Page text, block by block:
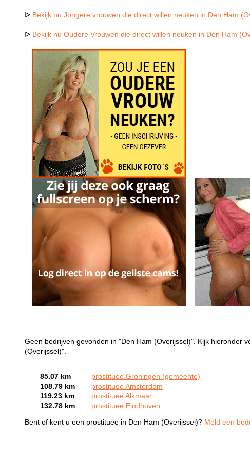
ᐅ Bekijk nu Jongere vrouwen die direct willen neuken in Den Ham
ᐅ Bekijk nu Oudere Vrouwen die direct willen neuken in Den Ham
Geen bedrijven gevonden in "Den Ham (Overijssel)". Kijk hieronder
(Overijssel)".
85.07 km
prostituee Groningen (gemeente)
108.79 km
prostituee Amsterdam
119.23 km
prostituee Alkmaar
132.78 km
prostituee Eindhoven
Bent of kent u een prostituee in Den Ham (Overijssel)? Meld een